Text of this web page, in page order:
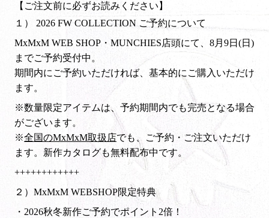
【ご注文前に必ずお読みください】
１） 2026 FW COLLECTION ご予約について
MxMxM WEB SHOP・MUNCHIES店頭にて、8月9日(日)
までご予約受付中。
期間内にご予約いただければ、基本的にご購入いただけ
ます。
※数量限定アイテムは、予約期間内でも完売となる場合
がございます。
※全国のMxMxM取扱店でも、ご予約・ご注文いただけ
ます。新作カタログも無料配布中です。
++++++++++++
２）MxMxM WEBSHOP限定特典
・2026秋冬新作ご予約でポイント2倍！